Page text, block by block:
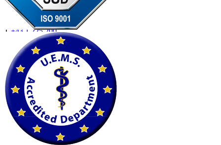
Fleischmarkt 19
1010 Wien
T +43 1 225 200
+43 1 225 200 22
petscan@imaging.at